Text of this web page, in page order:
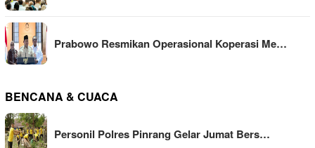
Prabowo Resmikan Operasional Koperasi Me…
BENCANA & CUACA
Personil Polres Pinrang Gelar Jumat Bers…